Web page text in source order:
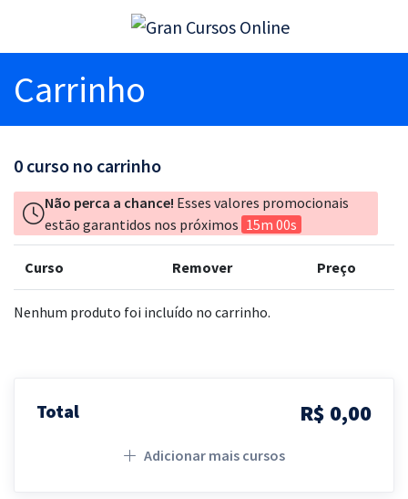
Carrinho
0 curso no carrinho
Não perca a chance! Esses valores promocionais
estão garantidos nos próximos 15m 00s
Curso Remover Preço
Nenhum produto foi incluído no carrinho.
Total R$ 0,00
Adicionar mais cursos